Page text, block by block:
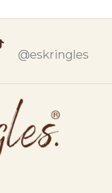
@eskringles